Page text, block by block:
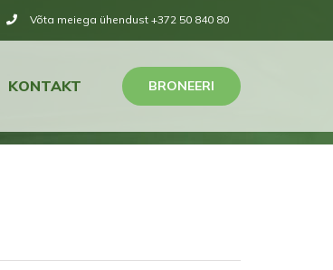
Võta meiega ühendust +372 50 840 80
KONTAKT BRONEERI